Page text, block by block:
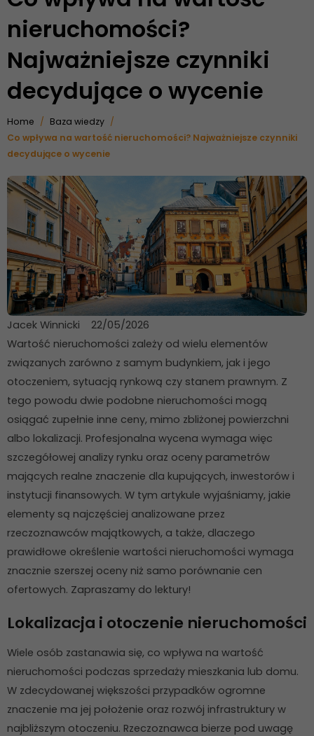
nieruchomości?
Najważniejsze czynniki
decydujące o wycenie
Home
Baza wiedzy
Co wpływa na wartość nieruchomości? Najważniejsze czynniki
decydujące o wycenie
Jacek Winnicki
22/05/2026
Wartość nieruchomości zależy od wielu elementów
związanych zarówno z samym budynkiem, jak i jego
otoczeniem, sytuacją rynkową czy stanem prawnym. Z
tego powodu dwie podobne nieruchomości mogą
osiągać zupełnie inne ceny, mimo zbliżonej powierzchni
albo lokalizacji. Profesjonalna wycena wymaga więc
szczegółowej analizy rynku oraz oceny parametrów
mających realne znaczenie dla kupujących, inwestorów i
instytucji finansowych. W tym artykule wyjaśniamy, jakie
elementy są najczęściej analizowane przez
rzeczoznawców majątkowych, a także, dlaczego
prawidłowe określenie wartości nieruchomości wymaga
znacznie szerszej oceny niż samo porównanie cen
ofertowych. Zapraszamy do lektury!
Lokalizacja i otoczenie nieruchomości
Wiele osób zastanawia się, co wpływa na wartość
nieruchomości podczas sprzedaży mieszkania lub domu.
W zdecydowanej większości przypadków ogromne
znaczenie ma jej położenie oraz rozwój infrastruktury w
najbliższym otoczeniu. Rzeczoznawca bierze pod uwagę